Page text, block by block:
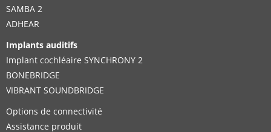
SAMBA 2
ADHEAR
Implants auditifs
Implant cochléaire SYNCHRONY 2
BONEBRIDGE
VIBRANT SOUNDBRIDGE
Options de connectivité
Assistance produit